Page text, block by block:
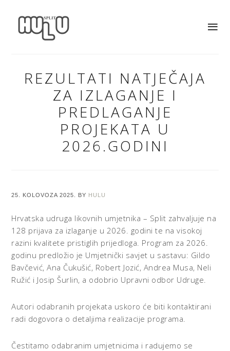
REZULTATI NATJEČAJA
ZA IZLAGANJE I
PREDLAGANJE
PROJEKATA U
2026.GODINI
25. KOLOVOZA 2025. BY HULU
Hrvatska udruga likovnih umjetnika – Split zahvaljuje na
128 prijava za izlaganje u 2026. godini te na visokoj
razini kvalitete pristiglih prijedloga. Program za 2026.
godinu predložio je Umjetnički savjet u sastavu: Gildo
Bavčević, Ana Čukušić, Robert Jozić, Andrea Musa, Neli
Ružić i Josip Šurlin, a odobrio Upravni odbor Udruge.
Autori odabranih projekata uskoro će biti kontaktirani
radi dogovora o detaljima realizacije programa.
Čestitamo odabranim umjetnicima i radujemo se